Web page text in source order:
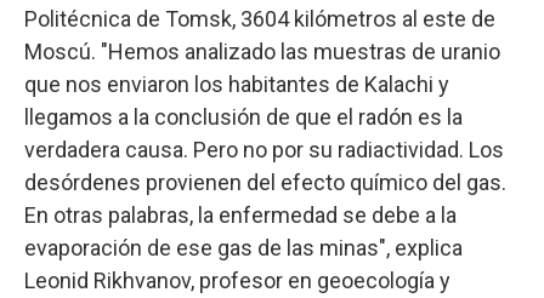
Politécnica de Tomsk, 3604 kilómetros al este de
Moscú. "Hemos analizado las muestras de uranio
que nos enviaron los habitantes de Kalachi y
llegamos a la conclusión de que el radón es la
verdadera causa. Pero no por su radiactividad. Los
desórdenes provienen del efecto químico del gas.
En otras palabras, la enfermedad se debe a la
evaporación de ese gas de las minas", explica
Leonid Rikhvanov, profesor en geoecología y